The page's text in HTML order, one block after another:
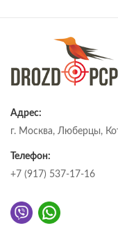
Адрес:
г. Москва, Люберцы,
Телефон:
+7 (917) 537-17-16